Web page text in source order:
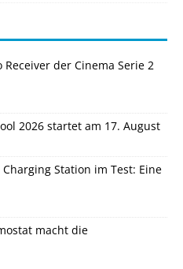
der Cinema Serie 2
2026 startet am 17. August
Station im Test: Eine
macht die